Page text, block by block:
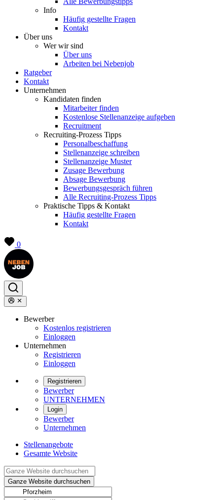
Info
Häufig gestellte Fragen
Kontakt
Über uns
Wer wir sind
Über uns
Arbeiten bei Nebenjob
Ratgeber
Kontakt
Unternehmen
Kandidaten finden
Mitarbeiter finden
Kostenlose Stellenanzeige aufgeben
Recruitment
Recruiting-Prozess Tipps
Personalbeschaffung
Stellenanzeige schreiben
Stellenanzeige Muster
Zusage Bewerbung
Absage Bewerbung
Bewerbungsgespräch führen
Alle Recruiting-Prozess Tipps
Praktische Tipps & Kontakt
Häufig gestellte Fragen
Kontakt
0
Bewerber
Kostenlos registrieren
Einloggen
Unternehmen
Registrieren
Einloggen
Registrieren
Bewerber
UNTERNEHMEN
Login
Bewerber
Unternehmen
Stellenangebote
Gesamte Website